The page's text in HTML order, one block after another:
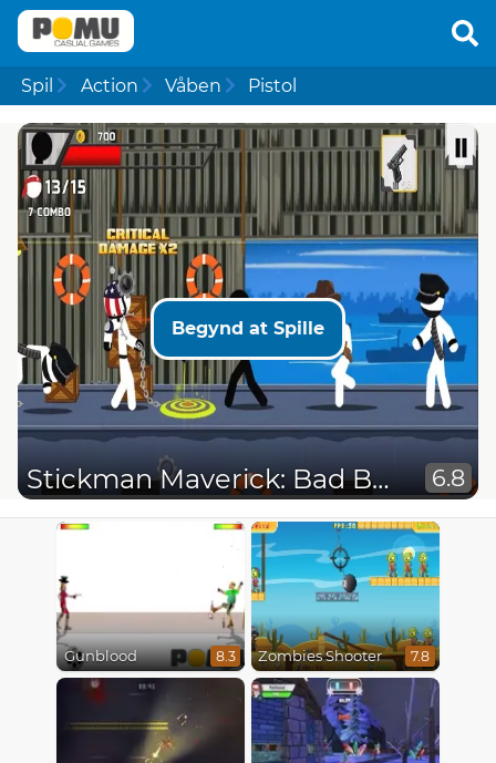
Spil Action Våben Pistol
Begynd at Spille
Stickman Maverick: Bad Boys Killer 6.8
Gunblood 8.3 Zombies Shooter 7.8